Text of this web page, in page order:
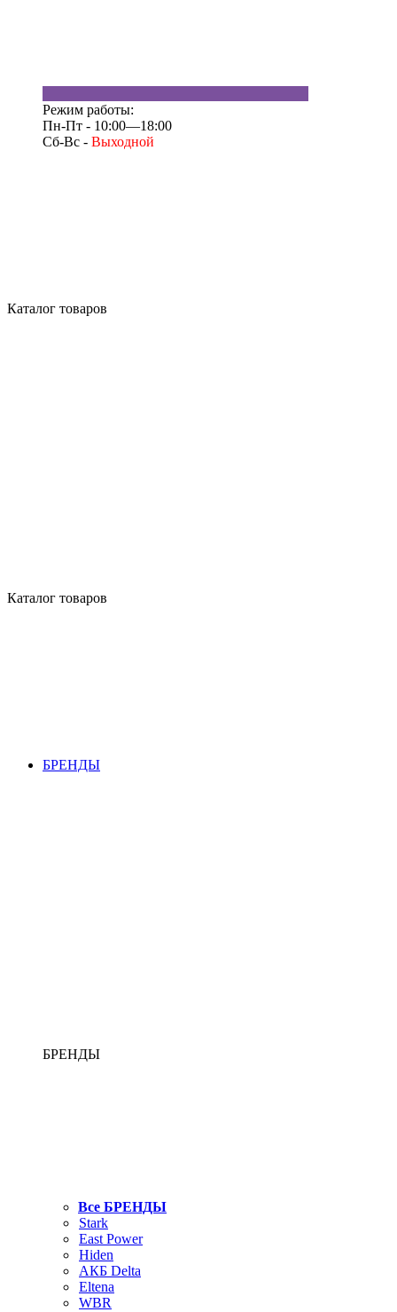
Режим работы:
Пн-Пт - 10:00—18:00
Сб-Вс - Выходной
Каталог товаров
Каталог товаров
БРЕНДЫ
БРЕНДЫ
Все БРЕНДЫ
Stark
East Power
Hiden
АКБ Delta
Eltena
WBR